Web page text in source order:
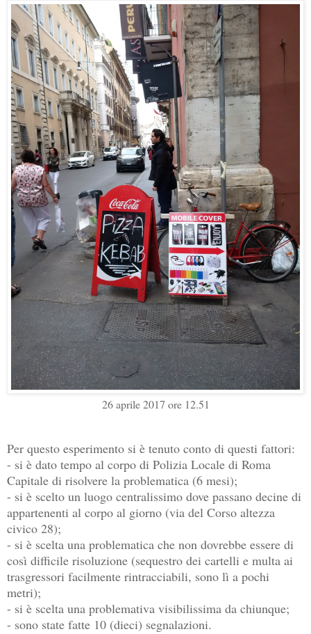
26 aprile 2017 ore 12.51
Per questo esperimento si è tenuto conto di questi fattori:
- si è dato tempo al corpo di Polizia Locale di Roma
Capitale di risolvere la problematica (6 mesi);
- si è scelto un luogo centralissimo dove passano decine di
appartenenti al corpo al giorno (via del Corso altezza
civico 28);
- si è scelta una problematica che non dovrebbe essere di
così difficile risoluzione (sequestro dei cartelli e multa ai
trasgressori facilmente rintracciabili, sono lì a pochi
metri);
- si è scelta una problemativa visibilissima da chiunque;
- sono state fatte 10 (dieci) segnalazioni.